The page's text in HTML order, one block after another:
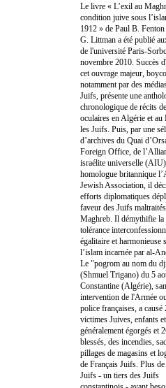
Le livre « L’exil au
condition juive sous
1912 » de Paul B.
G. Littman a été publié
de l'université Paris-
novembre 2010. Succès
cet ouvrage majeur,
notamment par des
Juifs, présente une
chronologique de récits
oculaires en Algérie et au
les Juifs. Puis, par une
d’archives du Quai
Foreign Office, de
israélite universelle
homologue britannique
Jewish Association, il
efforts diplomatiques
faveur des Juifs
Maghreb. Il démythifie la
tolérance
égalitaire et harmonieuse
l’islam incarnée par al-
Le "pogrom au nom du
(Shmuel Trigano) du 5
Constantine (Algérie),
intervention de l'Armée
police françaises, a causé
victimes Juives, enfants
généralement égorgés et
blessés, des incendies,
pillages de magasins et
de Français Juifs. Plus
Juifs - un tiers des Juifs